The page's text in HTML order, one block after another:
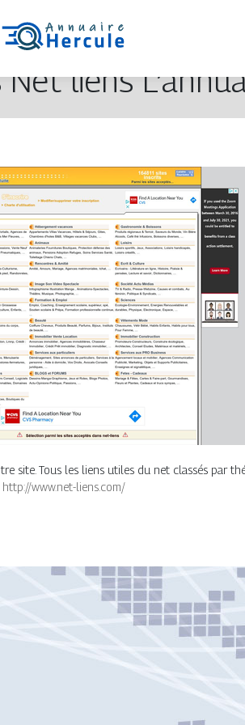
liens
site. Tous les liens utiles du net classés par
http://www.net-liens.com/